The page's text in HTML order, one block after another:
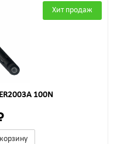
Хит продаж
100N